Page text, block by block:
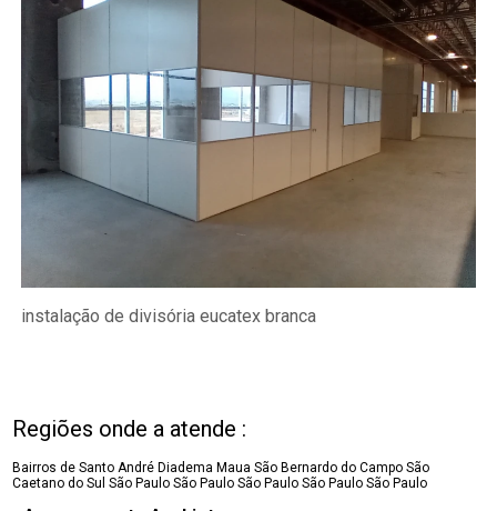
instalação de divisória eucatex branca
Regiões onde a atende :
Bairros de Santo André Diadema Maua São Bernardo do Campo São
Caetano do SulSão Paulo São Paulo São Paulo São Paulo São Paulo